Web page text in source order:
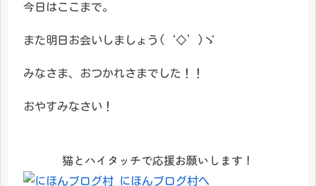
今日はここまで。
また明日お会いしましょう(‘◇’)ゞ
みなさま、おつかれさまでした！！
おやすみなさい！
猫とハイタッチで応援お願いします！